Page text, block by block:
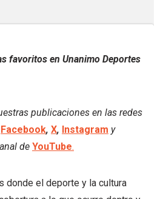
favoritos en Unanimo Deportes
publicaciones en las redes
Facebook, X, Instagram y
de YouTube.
donde el deporte y la cultura